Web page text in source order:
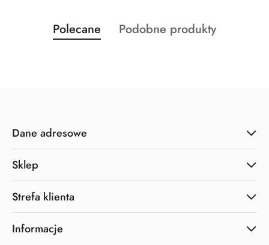
Pomiń karuzelę produktów
Produkty
o
Polecane
Produkty
Podobne produkty
Dane adresowe
Sklep
Strefa klienta
Informacje